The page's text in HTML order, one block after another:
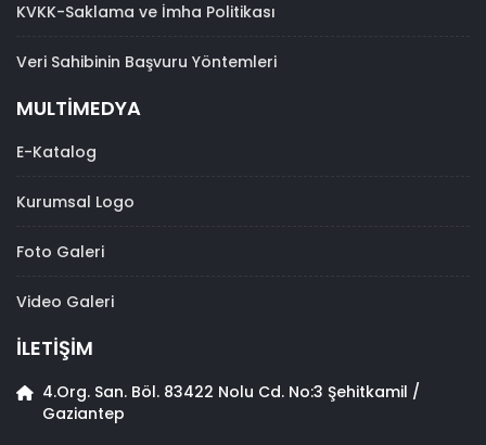
KVKK-Saklama ve İmha Politikası
Veri Sahibinin Başvuru Yöntemleri
MULTİMEDYA
E-Katalog
Kurumsal Logo
Foto Galeri
Video Galeri
İLETİŞİM
4.Org. San. Böl. 83422 Nolu Cd. No:3 Şehitkamil /
Gaziantep